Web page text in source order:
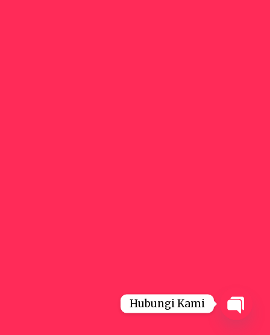
Hubungi Kami